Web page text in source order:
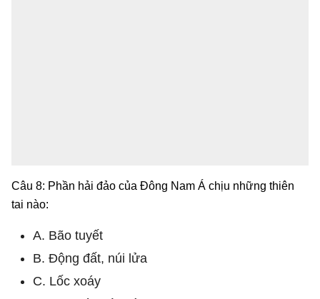
Câu 8: Phần hải đảo của Đông Nam Á chịu những thiên
tai nào:
A. Bão tuyết
B. Động đất, núi lửa
C. Lốc xoáy